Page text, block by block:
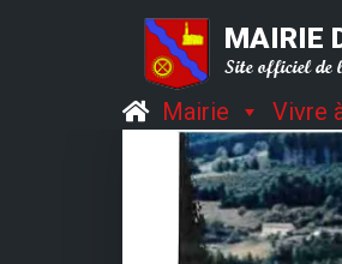
MAIRIE
Site officiel de
Mairie Vivre